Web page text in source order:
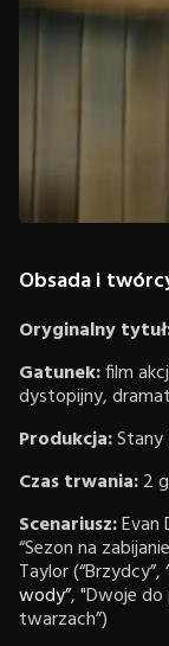
Obsada i
Oryginalny
Gatunek:film
dystopijny,
Produkcja:Stany
Czas trwania:2
Scenariusz:Evan
“Sezon na
Taylor (“Brzydcy”,
wody”, "Dwoje do
twarzach”)